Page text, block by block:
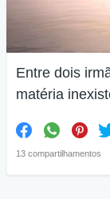
Entre dois
matéria
13 compartilhamentos